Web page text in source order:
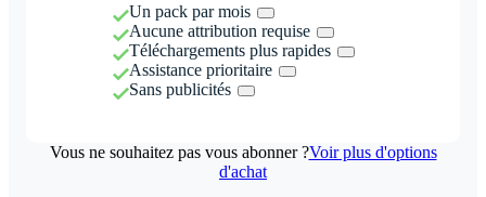
Un pack par mois
Aucune attribution requise
Téléchargements plus rapides
Assistance prioritaire
Sans publicités
Vous ne souhaitez pas vous abonner ?Voir plus d'options
d'achat